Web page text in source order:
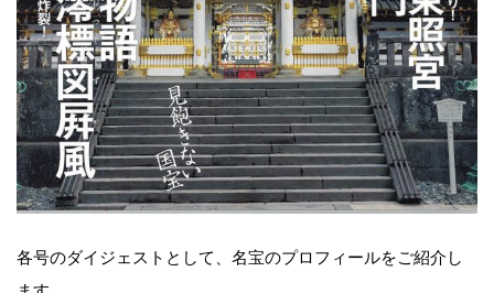
各号のダイジェストとして、名宝のプロフィールをご紹介し